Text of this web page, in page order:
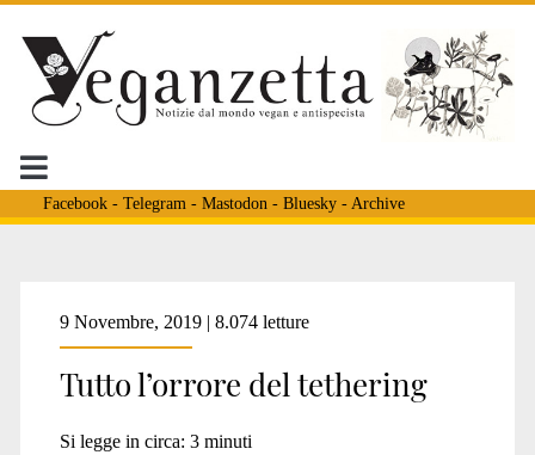
Facebook- Telegram - Mastodon - Bluesky- Archive
Tag:
<span>torture
9 Novembre, 2019 | 8.074 letture
Tutto l’orrore del tethering
Si legge in circa: 3 minuti